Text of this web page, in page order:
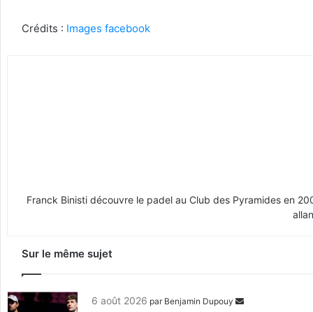
Crédits : Images facebook
Franck Binisti découvre le padel au Club des Pyramides en
Sur le même sujet
6 août 2026 par Benjamin Dupouy